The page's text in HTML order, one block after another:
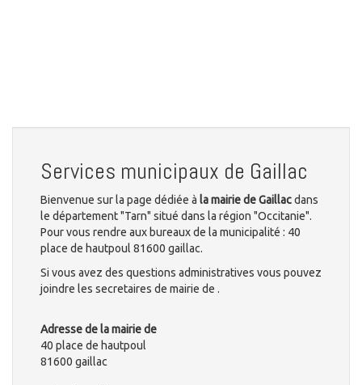
Services municipaux de Gaillac
Bienvenue sur la page dédiée à la mairie de Gaillacdans
le département "Tarn" situé dans la région "Occitanie".
Pour vous rendre aux bureaux de la municipalité : 40
place de hautpoul 81600 gaillac.
Si vous avez des questions administratives vous pouvez
joindre les secretaires de mairie de .
Adresse de la mairie de
40 place de hautpoul
81600 gaillac